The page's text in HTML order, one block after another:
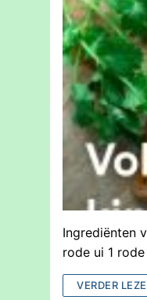
Ingrediënten
rode ui 1
VERDER